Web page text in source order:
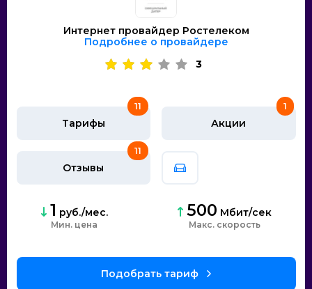
Интернет провайдер Ростелеком
Подробнее о провайдере
3
Тарифы
11
Акции
1
Отзывы
11
1 руб./мес.
Мин. цена
500 Мбит/сек
скорость